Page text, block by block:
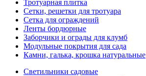
Тротуарная плитка
Сетки, решетки для тротуара
Сетка для ограждений
Ленты бордюрные
Заборчики и ограды для клумб
Модульные покрытия для сада
Камни, галька, крошка натуральные
Светильники садовые